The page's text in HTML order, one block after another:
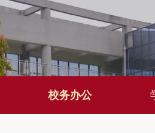
校务办公